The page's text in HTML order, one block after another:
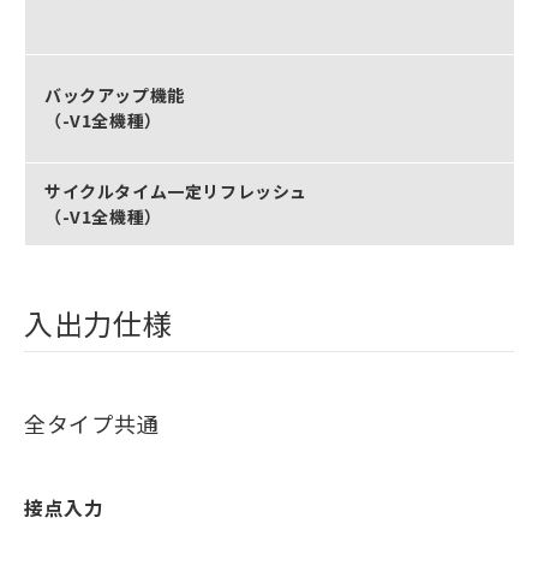
バックアップ機能
（-V1全機種）
サイクルタイム一定リフレッシュ
（-V1全機種）
入出力仕様
全タイプ共通
接点入力